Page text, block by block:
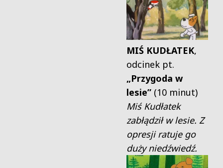
MIŚ KUDŁATEK,
odcinek pt.
„Przygoda w
lesie” (10 minut)
Miś Kudłatek
zabłądził w lesie. Z
opresji ratuje go
duży niedźwiedź.